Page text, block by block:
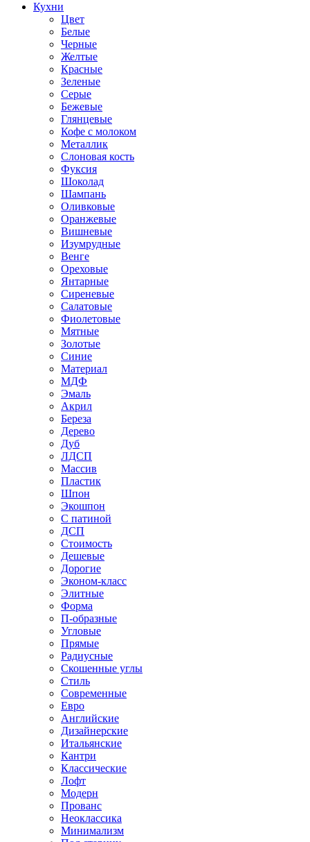
Кухни
Цвет
Белые
Черные
Желтые
Красные
Зеленые
Серые
Бежевые
Глянцевые
Кофе с молоком
Металлик
Слоновая кость
Фуксия
Шоколад
Шампань
Оливковые
Оранжевые
Вишневые
Изумрудные
Венге
Ореховые
Янтарные
Сиреневые
Салатовые
Фиолетовые
Мятные
Золотые
Синие
Материал
МДФ
Эмаль
Акрил
Береза
Дерево
Дуб
ЛДСП
Массив
Пластик
Шпон
Экошпон
С патиной
ДСП
Стоимость
Дешевые
Дорогие
Эконом-класс
Элитные
Форма
П-образные
Угловые
Прямые
Радиусные
Скошенные углы
Стиль
Современные
Евро
Английские
Дизайнерские
Итальянские
Кантри
Классические
Лофт
Модерн
Прованс
Неоклассика
Минимализм